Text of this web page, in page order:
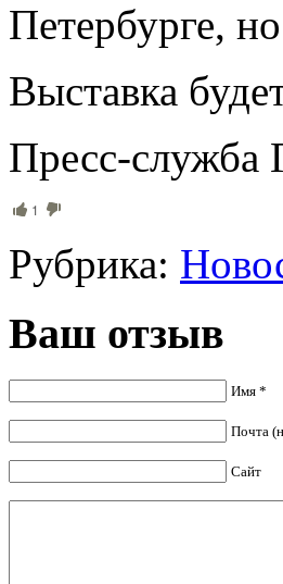
Петербурге,
Выставка
Пресс-
1
Рубрика:
Ваш отзыв
Имя *
Почта
Сайт